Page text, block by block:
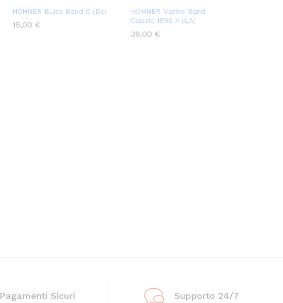
HOHNER Blues Band C (Do)
15,00 €
HOHNER Marine Band
Classic 1896 A (LA)
39,00 €
Pagamenti Sicuri Supporto 24/7